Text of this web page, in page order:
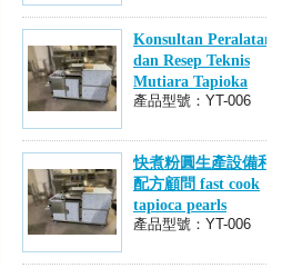
Technical Recipe
Konsultan Peralatan
dan Resep Teknis
Mutiara Tapioka
Memasak Cepat
產品型號：YT-006
快煮粉圓生產設備和
配方顧問 fast cook
tapioca pearls
machine and
產品型號：YT-006